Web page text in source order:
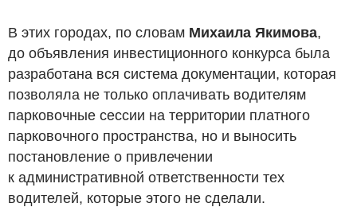
В этих городах, по словам Михаила Якимова,
до объявления инвестиционного конкурса была
разработана вся система документации, которая
позволяла не только оплачивать водителям
парковочные сессии на территории платного
парковочного пространства, но и выносить
постановление о привлечении
к административной ответственности тех
водителей, которые этого не сделали.